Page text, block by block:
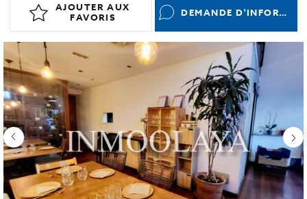
AJOUTER AUX
FAVORIS
DEMANDE D'INFORMATIONS